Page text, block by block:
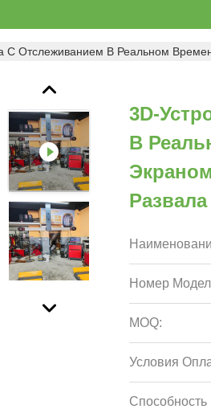
С Отслеживанием В Реальном
3D-
В
Номер
MOQ:
Условия